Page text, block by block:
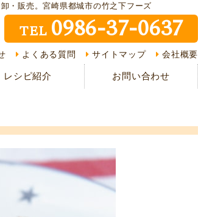
・販売。宮崎県都城市の竹之下フーズ
TEL 0986-37-0637
よくある質問 サイトマップ 会社概要
レシピ紹介 お問い合わせ
レシピ紹介
お客様の声
取引の流れ
採用情報
プライバシーポリシー